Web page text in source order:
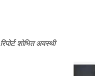
रिपोर्ट शोभित अवस्थी